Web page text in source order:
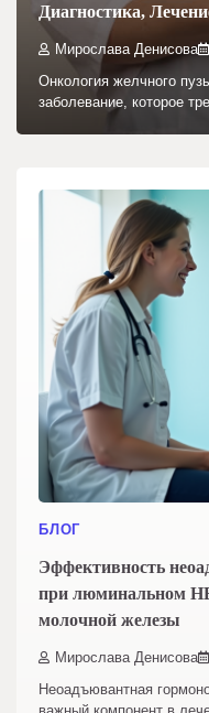
Диагностика,
Мирослава Денисова
Онкология желчного
заболевание, которое
БЛОГ
Эффективность
при люминальном
молочной железы
Мирослава Денисова
Неоадъювантная